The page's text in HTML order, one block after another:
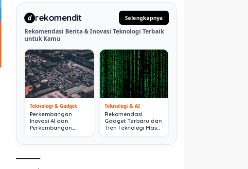
d rekomendit Selengkapnya
Rekomendasi Berita & Inovasi Teknologi Terbaik
untuk Kamu
Teknologi & Gadget
Perkembangan
Inovasi AI dan
Perkembangan
Teknologi & AI
Rekomendasi
Gadget Terbaru dan
Tren Teknologi Masa